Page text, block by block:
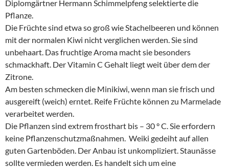
Diplomgärtner Hermann Schimmelpfeng selektierte die
Pflanze.
Die Früchte sind etwa so groß wie Stachelbeeren und können
mit der normalen Kiwi nicht verglichen werden. Sie sind
unbehaart. Das fruchtige Aroma macht sie besonders
schmackhaft. Der Vitamin C Gehalt liegt weit über dem der
Zitrone.
Am besten schmecken die Minikiwi, wenn man sie frisch und
ausgereift (weich) erntet. Reife Früchte können zu Marmelade
verarbeitet werden.
Die Pflanzen sind extrem frosthart bis – 30 ° C. Sie erfordern
keine Pflanzenschutzmaßnahmen. Weiki gedeiht auf allen
guten Gartenböden. Der Anbau ist unkompliziert. Staunässe
sollte vermieden werden. Es handelt sich um eine